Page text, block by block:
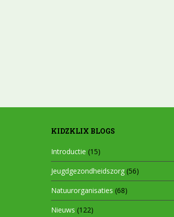
KIDZKLIX BLOGS
Introductie (15)
Jeugdgezondheidszorg (56)
Natuurorganisaties (68)
Nieuws (122)